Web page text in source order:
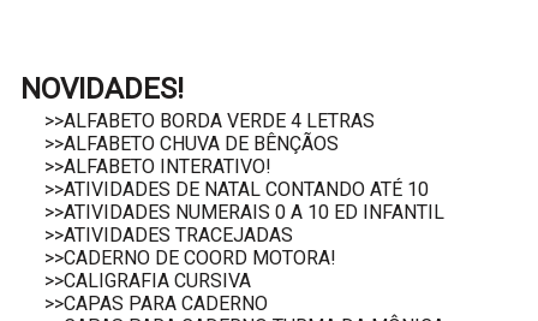
NOVIDADES!
>>ALFABETO BORDA VERDE 4 LETRAS
>>ALFABETO CHUVA DE BÊNÇÃOS
>>ALFABETO INTERATIVO!
>>ATIVIDADES DE NATAL CONTANDO ATÉ 10
>>ATIVIDADES NUMERAIS 0 A 10 ED INFANTIL
>>ATIVIDADES TRACEJADAS
>>CADERNO DE COORD MOTORA!
>>CALIGRAFIA CURSIVA
>>CAPAS PARA CADERNO